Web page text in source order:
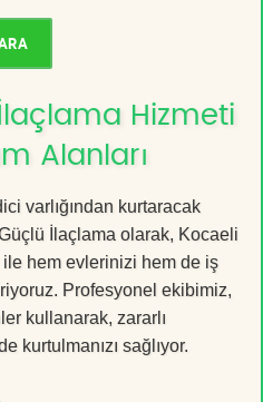
Hizmeti
Alanları
varlığından kurtaracak
İlaçlama olarak, Kocaeli
hem evlerinizi hem de iş
Profesyonel ekibimiz,
kullanarak, zararlı
kurtulmanızı sağlıyor.